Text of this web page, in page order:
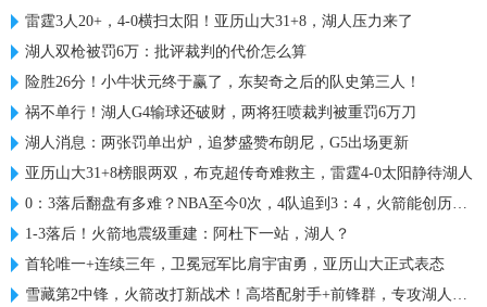
雷霆3人20+，4-0横扫太阳！亚历山大31+8，湖人压力来了
湖人双枪被罚6万：批评裁判的代价怎么算
险胜26分！小牛状元终于赢了，东契奇之后的队史第三人！
祸不单行！湖人G4输球还破财，两将狂喷裁判被重罚6万刀
湖人消息：两张罚单出炉，追梦盛赞布朗尼，G5出场更新
亚历山大31+8榜眼两双，布克超传奇难救主，雷霆4-0太阳静待湖人
0：3落后翻盘有多难？NBA至今0次，4队追到3：4，火箭能创历史吗
1-3落后！火箭地震级重建：阿杜下一站，湖人？
首轮唯一+连续三年，卫冕冠军比肩宇宙勇，亚历山大正式表态
雪藏第2中锋，火箭改打新战术！高塔配射手+前锋群，专攻湖人软肋